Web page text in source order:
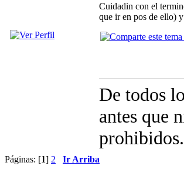
Cuidadin con el
que ir en pos de ello)
De todos
antes que
Páginas: [1] 2 Ir Arriba